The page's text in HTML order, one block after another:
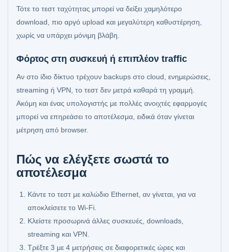
Τότε το τεστ ταχύτητας μπορεί να δείξει χαμηλότερο
download, πιο αργό upload και μεγαλύτερη καθυστέρηση,
χωρίς να υπάρχει μόνιμη βλάβη.
Φόρτος στη συσκευή ή επιπλέον traffic
Αν στο ίδιο δίκτυο τρέχουν backups στο cloud, ενημερώσεις,
streaming ή VPN, το τεστ δεν μετρά καθαρά τη γραμμή.
Ακόμη και ένας υπολογιστής με πολλές ανοιχτές εφαρμογές
μπορεί να επηρεάσει το αποτέλεσμα, ειδικά όταν γίνεται
μέτρηση από browser.
Πώς να ελέγξετε σωστά το
αποτέλεσμα
Κάντε το τεστ με καλώδιο Ethernet, αν γίνεται, για να
αποκλείσετε το Wi‑Fi.
Κλείστε προσωρινά άλλες συσκευές, downloads,
streaming και VPN.
Τρέξτε 3 με 4 μετρήσεις σε διαφορετικές ώρες και